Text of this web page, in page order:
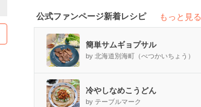
公式ファンページ新着レシピ もっと見る
簡単サムギョプサル
by 北海道別海町（べつかいちょう）
冷やしなめこうどん
by テーブルマーク